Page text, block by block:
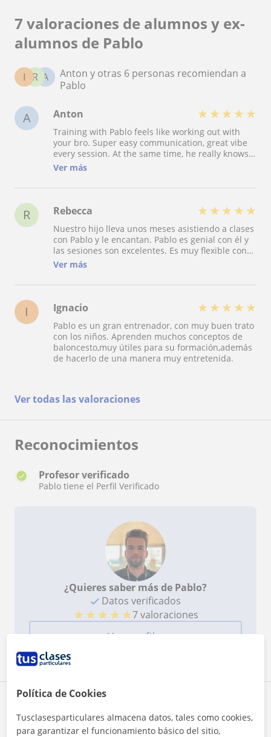
7 valoraciones de alumnos y ex-
alumnos de Pablo
A
R
I
Anton y otras 6 personas recomiendan a
Pablo
A Anton ★ ★ ★ ★ ★
Training with Pablo feels like working out with
your bro. Super easy communication, great vibe
every session. At the same time, he really knows
what he’s doing. Pays a lot of attention to details,
actually sticks, and you can feel the progress.
Definitely recommend.
Ver más
R Rebecca ★ ★ ★ ★ ★
Nuestro hijo lleva unos meses asistiendo a clases
con Pablo y le encantan. Pablo es genial con él y
las sesiones son excelentes. Es muy flexible con
su disponibilidad y tiene precios muy razonables.
Ver más
I Ignacio ★ ★ ★ ★ ★
Pablo es un gran entrenador, con muy buen trato
con los niños. Aprenden muchos conceptos de
baloncesto,muy útiles para su formación,además
de hacerlo de una manera muy entretenida.
Ver todas las valoraciones
Reconocimientos
Profesor verificado
Pablo tiene el Perfil Verificado
¿Quieres saber más de Pablo?
Datos verificados
★ ★ ★ ★ ★7 valoraciones
Ver perfil
Política de Cookies
Tusclasesparticulares almacena datos, tales como cookies,
para garantizar el funcionamiento básico del sitio,